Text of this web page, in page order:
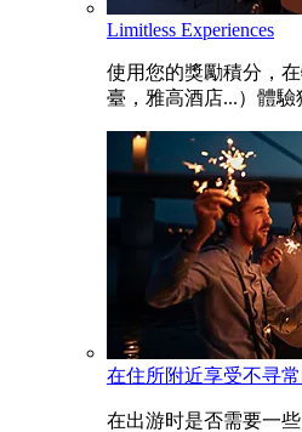
Limitless Experiences
使用您的獎勵積分，
臺，雅高酒店...）體驗
在住所附近享受不寻
在出游时是否需要一